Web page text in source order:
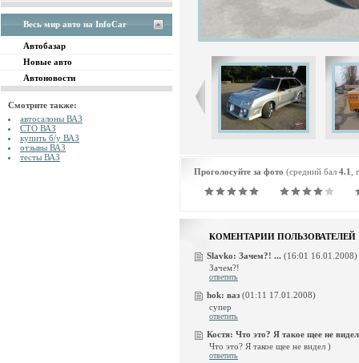
Весь мир авто на InfoCar
Автобазар
Новые авто
Автоновости
Смотрите также:
автосалоны ВАЗ
СТО ВАЗ
купить б/у ВАЗ
отзывы ВАЗ
тесты ВАЗ
Проголосуйте за фото (средний бал 4.1
КОМЕНТАРИИ ПОЛЬЗОВАТЕЛЕЙ
Slavko: Зачем?! ... (16:01 16.01.2008)
Зачем?!
ответить
hok: ваз (01:11 17.01.2008)
супер
ответить
Костя: Что это? Я такое щее не
Что это? Я такое щее не видел )
ответить